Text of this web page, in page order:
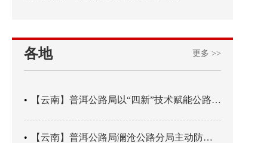
各地 更多 >>
【云南】普洱公路局以“四新”技术赋能公路养护
【云南】普洱公路局澜沧公路分局主动防御成功处置214国道山体崩塌险情